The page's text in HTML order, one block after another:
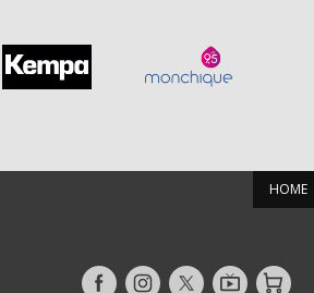
HOME
Siga- Siga- Siga- AndebolTV
Loja